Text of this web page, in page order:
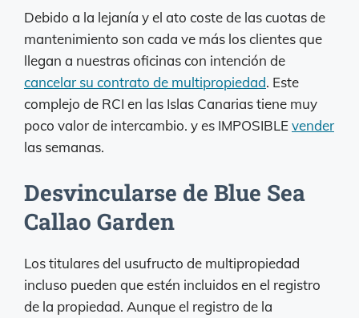
Debido a la lejanía y el ato coste de las cuotas de
mantenimiento son cada ve más los clientes que
llegan a nuestras oficinas con intención de
cancelar su contrato de multipropiedad. Este
complejo de RCI en las Islas Canarias tiene muy
poco valor de intercambio. y es IMPOSIBLEvender
las semanas.
Desvincularse de Blue Sea
Callao Garden
Los titulares del usufructo de multipropiedad
incluso pueden que estén incluidos en el registro
de la propiedad. Aunque el registro de la